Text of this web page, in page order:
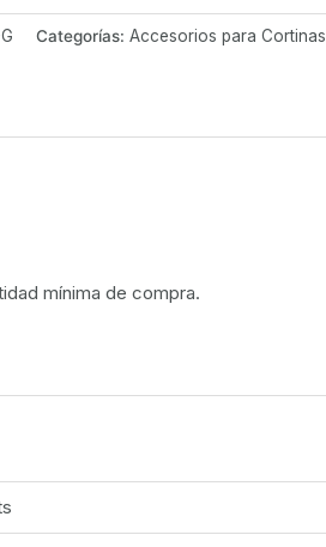
Categorías: Accesorios para Cortinas
mínima de compra.